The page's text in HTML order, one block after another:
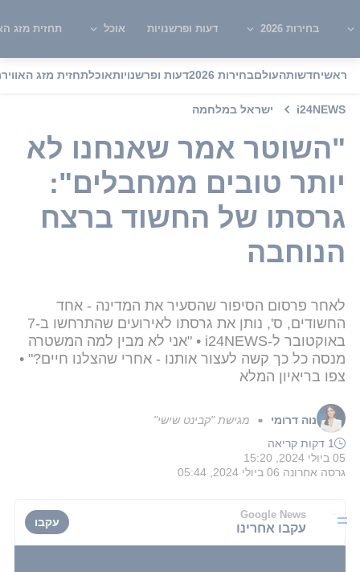
בחירות 2026 דעות ופרשנויות אוכל תחזית מזג
ראשיחדשותהעולםבחירות 2026 דעות ופרשנויותאוכלתחזית מזג האוויר
i24NEWS ישראל במלחמה
"השוטר אמר שאנחנו לא
יותר טובים ממחבלים":
גרסתו של החשוד ברצח
הנוחבה
לאחר פרסום הסיפור שהסעיר את המדינה - אחד
החשודים, ס', נותן את גרסתו לאירועים שהתרחשו ב-7
באוקטובר ל-i24NEWS • "אני לא מבין למה המשטרה
מנסה כל כך קשה לעצור אותנו - אחרי שהצלנו חיים?" •
צפו בריאיון המלא
נוה דרומי ■ מגישת "קבינט שישי"
1 דקות קריאה
05 ביולי 2024, 15:20
גרסה אחרונה 06 ביולי 2024, 05:44
Google News
עקבו אחרינו עקבו